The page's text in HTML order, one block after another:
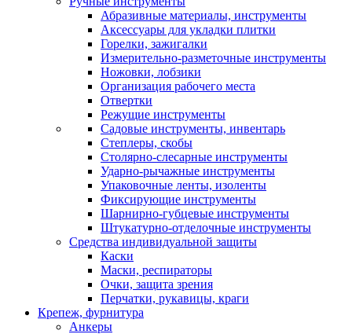
Абразивные материалы, инструменты
Аксессуары для укладки плитки
Горелки, зажигалки
Измерительно-разметочные инструменты
Ножовки, лобзики
Организация рабочего места
Отвертки
Режущие инструменты
Садовые инструменты, инвентарь
Степлеры, скобы
Столярно-слесарные инструменты
Ударно-рычажные инструменты
Упаковочные ленты, изоленты
Фиксирующие инструменты
Шарнирно-губцевые инструменты
Штукатурно-отделочные инструменты
Средства индивидуальной защиты
Каски
Маски, респираторы
Очки, защита зрения
Перчатки, рукавицы, краги
Крепеж, фурнитура
Анкеры